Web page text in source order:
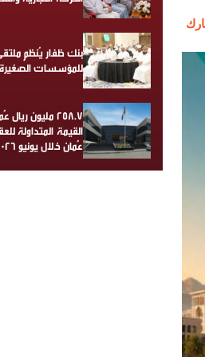
بنك ظفار يُنظم
للمؤسسات
258.7 مليون
القيمة المتداولة
عُمان خلال يونيو 2026م